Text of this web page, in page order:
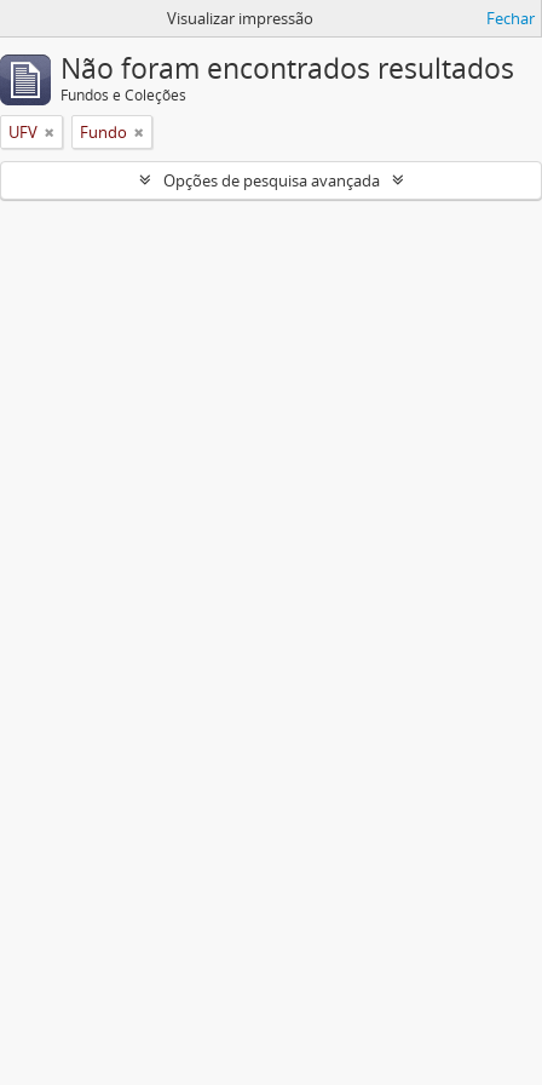
Visualizar impressão Fechar
Não foram encontrados resultados
Fundos e Coleções
UFV Fundo
Opções de pesquisa avançada